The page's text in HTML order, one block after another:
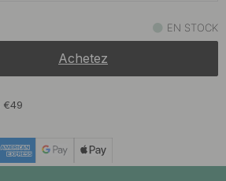
En stock
En stock
EN STOCK
Achetez
€49